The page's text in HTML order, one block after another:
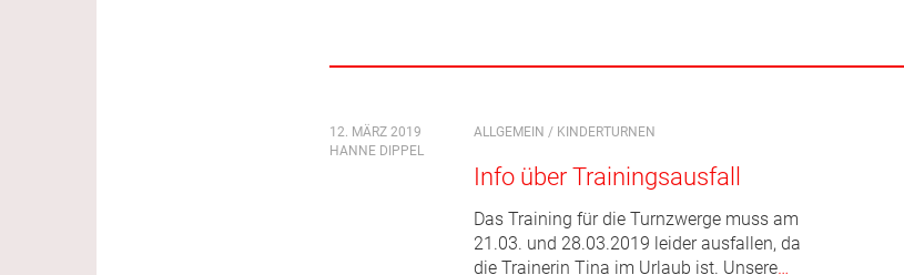
12. MÄRZ 2019
HANNE DIPPEL
ALLGEMEIN / KINDERTURNEN
Info über Trainingsausfall
Das Training für die Turnzwerge muss am
21.03. und 28.03.2019 leider ausfallen, da
die Trainerin Tina im Urlaub ist. Unsere…